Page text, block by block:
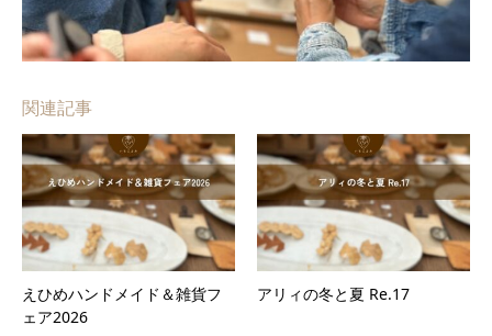
関連記事
えひめハンドメイド＆雑貨フ
ェア2026
アリィの冬と夏 Re.17